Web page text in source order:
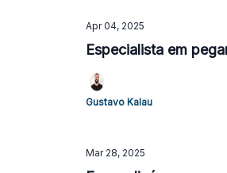
Apr 04, 2025
Especialista em
Gustavo Kalau
Mar 28, 2025